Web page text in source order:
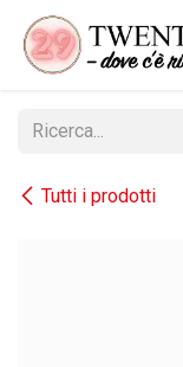
Passa al contenuto
Tutti i prodotti